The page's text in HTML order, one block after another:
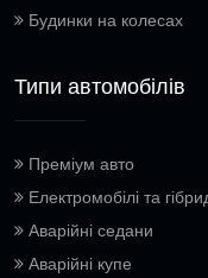
Будинки на колесах
Типи автомобілів
Преміум авто
Електромобілі та
Аварійні седани
Аварійні купе